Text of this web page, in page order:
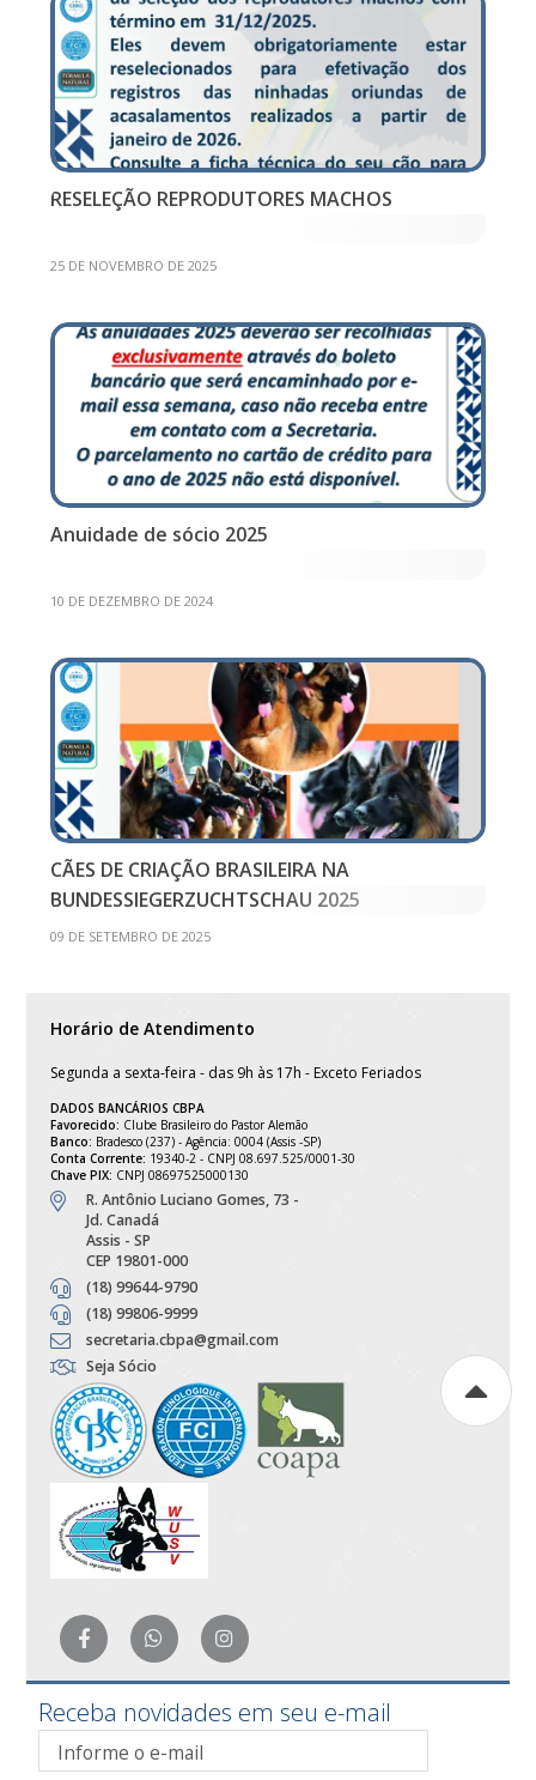
RESELEÇÃO REPRODUTORES MACHOS
25 DE NOVEMBRO DE 2025
Anuidade de sócio 2025
10 DE DEZEMBRO DE 2024
CÃES DE CRIAÇÃO BRASILEIRA NA
BUNDESSIEGERZUCHTSCHAU 2025
09 DE SETEMBRO DE 2025
Horário de Atendimento
Segunda a sexta-feira - das 9h às 17h - Exceto Feriados
DADOS BANCÁRIOS CBPA
Favorecido: Clube Brasileiro do Pastor Alemão
Banco: Bradesco (237) - Agência: 0004 (Assis -SP)
Conta Corrente: 19340-2 - CNPJ 08.697.525/0001-30
Chave PIX: CNPJ 08697525000130
R. Antônio Luciano Gomes, 73 -
Jd. Canadá
Assis - SP
CEP 19801-000
(18) 99644-9790
(18) 99806-9999
secretaria.cbpa@gmail.com
Seja Sócio
Receba novidades em seu e-mail